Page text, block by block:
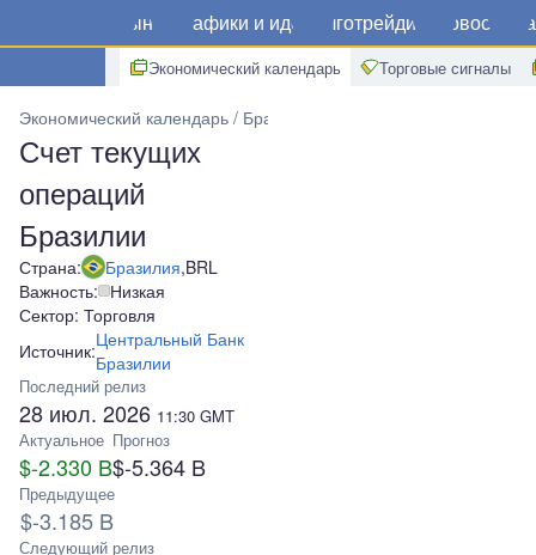
Рынки Графики и идеи Алготрейдинг Новости
Экономический календарь Торговые сигналы
Экономический календарь Бразилия
Счет текущих
операций
Бразилии
Страна: Бразилия,BRL
Важность: Низкая
Сектор: Торговля
Источник:Центральный Банк
Бразилии
Последний релиз
28 июл. 2026 11:30 GMT
Актуальное
$-2.330 B
Прогноз
$-5.364 B
Предыдущее
$-3.185 B
Следующий релиз